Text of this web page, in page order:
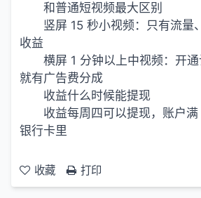
和普通短视频最大区别
竖屏 15 秒小视频：只有流量
收益
横屏 1 分钟以上中视频：开
就有广告费分成
收益什么时候能提现
收益每周四可以提现，账户
银行卡里
收藏 打印